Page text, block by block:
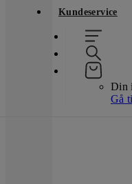
Kundeservice
Din
Gå